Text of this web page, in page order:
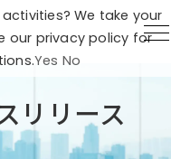
リリース
We take your
our privacy policy for
Yes No